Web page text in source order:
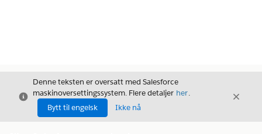
Avslutt
Denne teksten er oversatt med Salesforce
maskinoversettingssystem. Flere detaljer her.
Bytt til engelsk
Ikke nå
Avslutt